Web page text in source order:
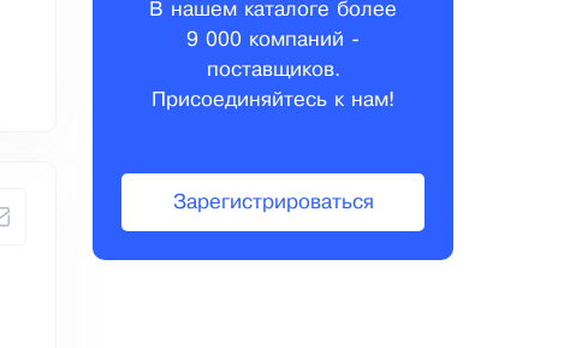
В нашем каталоге более
9 000 компаний -
поставщиков.
Присоединяйтесь к нам!
Зарегистрироваться